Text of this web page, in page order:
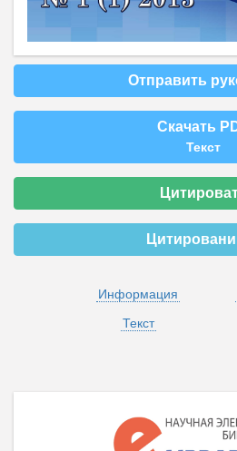
Отправить
Скачать
Текст
Информация
Текст